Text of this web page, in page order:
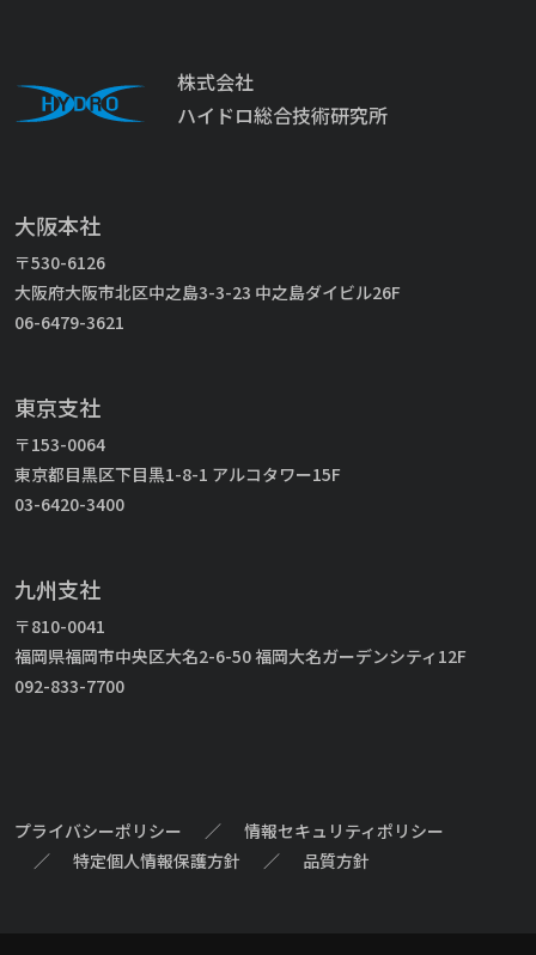
株式会社
ハイドロ総合技術研究所
大阪本社
〒530-6126
大阪府大阪市北区中之島3-3-23 中之島ダイビル26F
06-6479-3621
東京支社
〒153-0064
東京都目黒区下目黒1-8-1 アルコタワー15F
03-6420-3400
九州支社
〒810-0041
福岡県福岡市中央区大名2-6-50 福岡大名ガーデンシティ12F
092-833-7700
プライバシーポリシー ／
情報セキュリティポリシー
／
特定個人情報保護方針 ／ 品質方針